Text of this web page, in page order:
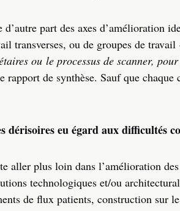
d’autre part des axes d’amélioration
transverses, ou de groupes de
ou le processus de scanner,
rapport de synthèse. Sauf que
dérisoires eu égard aux difficultés
aller plus loin dans l’amélioration
technologiques et/ou
de flux patients, construction sur